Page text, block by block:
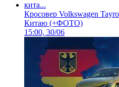
Кросовер Volkswagen
Китаю (+ФОТО)
15:00, 30/06